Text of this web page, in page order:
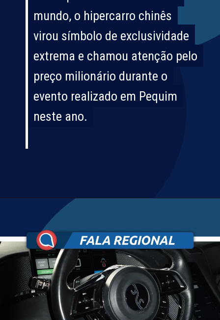
mundo, o hipercarro chinês
virou símbolo de exclusividade
extrema e chamou atenção pelo
preço milionário durante o
evento realizado em Pequim
neste ano.
mundo, o hipercarro chinês
virou símbolo de exclusividade
extrema e chamou atenção pelo
preço milionário durante o
evento realizado em Pequim
neste ano.